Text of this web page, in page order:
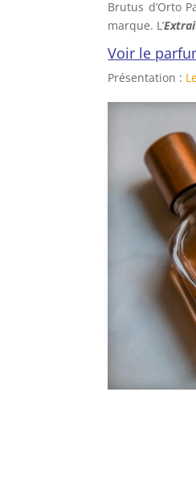
Brutus d’Orto
marque. L’
Voir le
Présentation :